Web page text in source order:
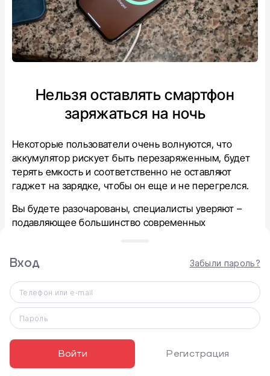
Нельзя оставлять смартфон
заряжаться на ночь
Некоторые пользователи очень волнуются, что
аккумулятор рискует быть перезаряженным, будет
терять емкость и соответственно не оставляют
гаджет на зарядке, чтобы он еще и не перегрелся.
Вы будете разочарованы, специалисты уверяют –
подавляющее большинство современных
источника питания, избегая перезарядки.
Вход Забыли пароль?
Телефон или e-mail
Пароль
Войти Регистрация